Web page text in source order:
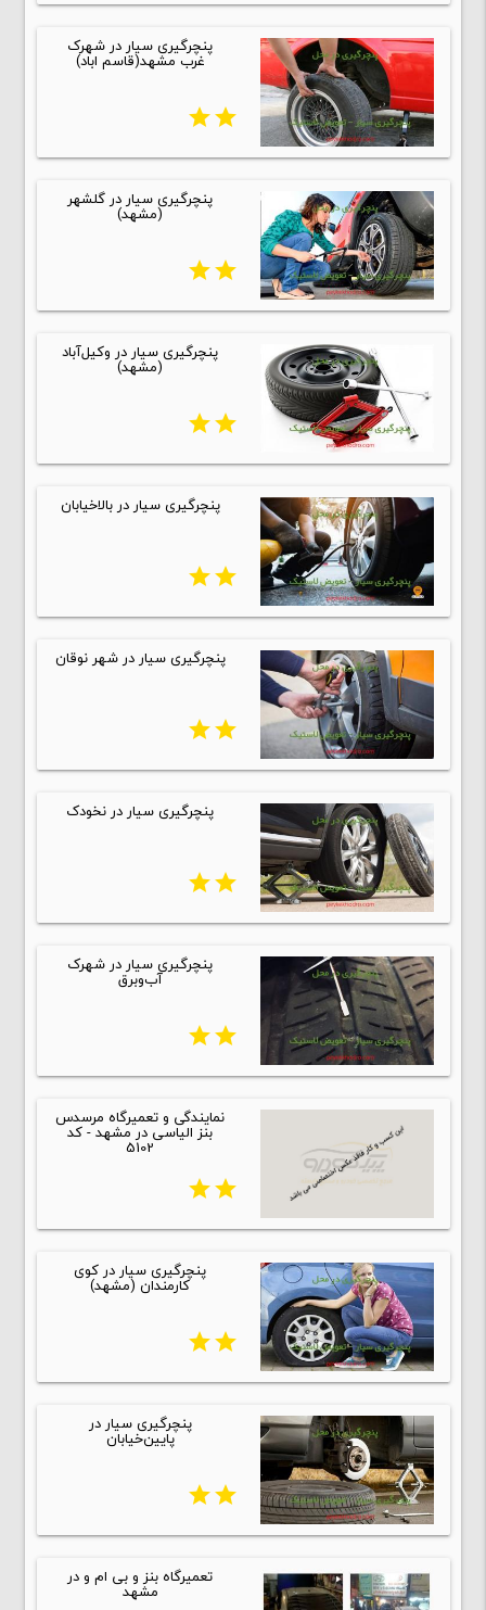
پنچرگیری سیار در شهرک
غرب مشهد(قاسم اباد)
star
star
پنچرگیری سیار در گلشهر
(مشهد)
star
star
پنچرگیری سیار در وکیل‌آباد
(مشهد)
star
star
پنچرگیری سیار در بالاخیابان
star
star
پنچرگیری سیار در شهر نوقان
star
star
پنچرگیری سیار در نخودک
star
star
پنچرگیری سیار در شهرک
آب‌وبرق
star
star
نمایندگی و تعمیرگاه مرسدس
بنز الیاسی در مشهد - کد
5102
star
star
پنچرگیری سیار در کوی
کارمندان (مشهد)
star
star
پنچرگیری سیار در
پایین‌خیابان
star
star
تعمیرگاه بنز و بی ام و در
مشهد